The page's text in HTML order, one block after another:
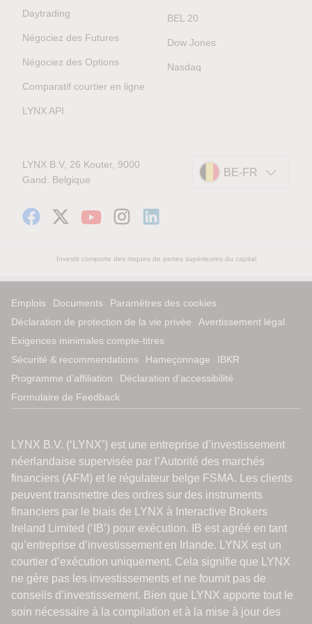
Daytrading
Négociez des Futures
Négociez des Options
Comparatif courtier en ligne
LYNX API
BEL 20
Dow Jones
Nasdaq
LYNX B.V, 26 Kouter, 9000
Gand. Belgique
BE-FR
Investir comporte des risques de pertes supérieures du capital
Emplois Documents
Paramètres des cookies
Déclaration de protection de la vie privée
Avertissement légal
Exigences minimales compte-titres
Sécurité & recommendations
Hameçonnage
IBKR
Programme d’affiliation
Déclaration d’accessibilité
Formulaire de Feedback